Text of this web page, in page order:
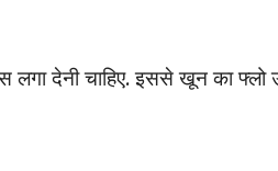
लगा देनी चाहिए. इससे खून का